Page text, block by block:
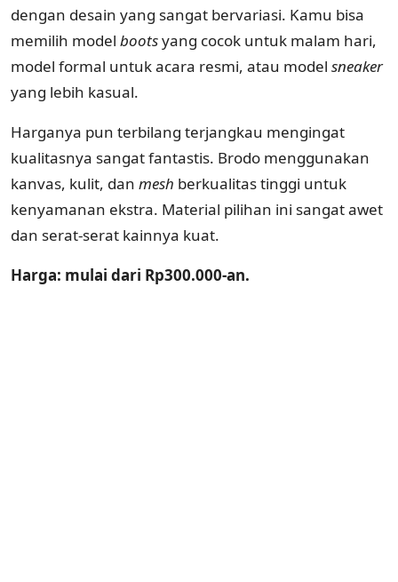
dengan desain yang sangat bervariasi. Kamu bisa
memilih model bootsyang cocok untuk malam hari,
model formal untuk acara resmi, atau model sneaker
yang lebih kasual.
Harganya pun terbilang terjangkau mengingat
kualitasnya sangat fantastis. Brodo menggunakan
kanvas, kulit, dan mesh berkualitas tinggi untuk
kenyamanan ekstra. Material pilihan ini sangat awet
dan serat-serat kainnya kuat.
Harga: mulai dari Rp300.000-an.